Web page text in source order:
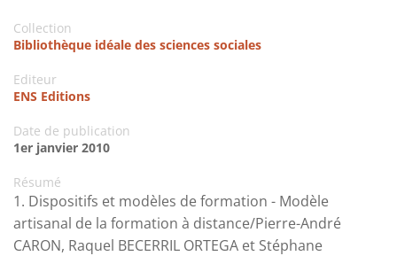
Collection
Bibliothèque idéale des sciences sociales
Editeur
ENS Editions
Date de publication
1er janvier 2010
Résumé
1. Dispositifs et modèles de formation - Modèle
artisanal de la formation à distance/Pierre-André
CARON, Raquel BECERRIL ORTEGA et Stéphane